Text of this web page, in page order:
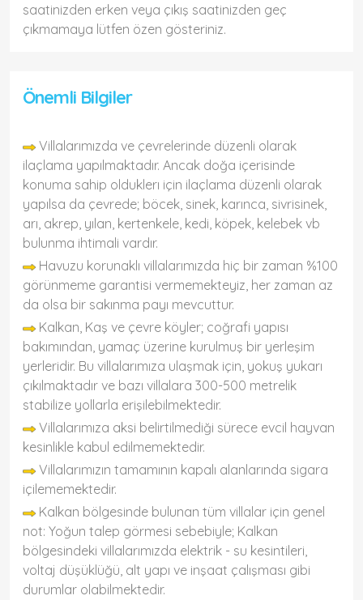
saatinizden erken veya çıkış saatinizden geç
çıkmamaya lütfen özen gösteriniz.
Önemli Bilgiler
Villalarımızda ve çevrelerinde düzenli olarak
ilaçlama yapılmaktadır. Ancak doğa içerisinde
konuma sahip olduklerı için ilaçlama düzenli olarak
yapılsa da çevrede; böcek, sinek, karınca, sivrisinek,
arı, akrep, yılan, kertenkele, kedi, köpek, kelebek vb
bulunma ihtimali vardır.
Havuzu korunaklı villalarımızda hiç bir zaman %100
görünmeme garantisi vermemekteyiz, her zaman az
da olsa bir sakınma payı mevcuttur.
Kalkan, Kaş ve çevre köyler; coğrafi yapısı
bakımından, yamaç üzerine kurulmuş bir yerleşim
yerleridir. Bu villalarımıza ulaşmak için, yokuş yukarı
çıkılmaktadır ve bazı villalara 300-500 metrelik
stabilize yollarla erişilebilmektedir.
Villalarımıza aksi belirtilmediği sürece evcil hayvan
kesinlikle kabul edilmemektedir.
Villalarımızın tamamının kapalı alanlarında sigara
içilememektedir.
Kalkan bölgesinde bulunan tüm villalar için genel
not: Yoğun talep görmesi sebebiyle; Kalkan
bölgesindeki villalarımızda elektrik - su kesintileri,
voltaj düşüklüğü, alt yapı ve inşaat çalışması gibi
durumlar olabilmektedir.